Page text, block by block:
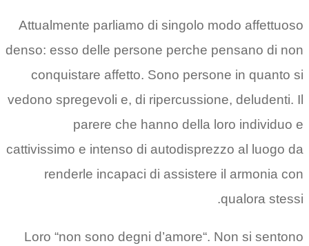
Attualmente parliamo di singolo modo affettuoso
denso: esso delle persone perche pensano di non
conquistare affetto. Sono persone in quanto si
vedono spregevoli e, di ripercussione, deludenti. Il
parere che hanno della loro individuo e
cattivissimo e intenso di autodisprezzo al luogo da
renderle incapaci di assistere il armonia con
qualora stessi.
Loro “non sono degni d’amore“. Non si sentono